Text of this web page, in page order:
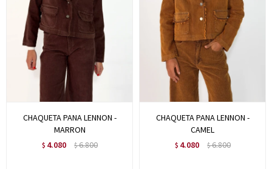
CHAQUETA PANA LENNON -
MARRON
$ 4.080 $6.800
CHAQUETA PANA LENNON -
CAMEL
$ 4.080 $6.800